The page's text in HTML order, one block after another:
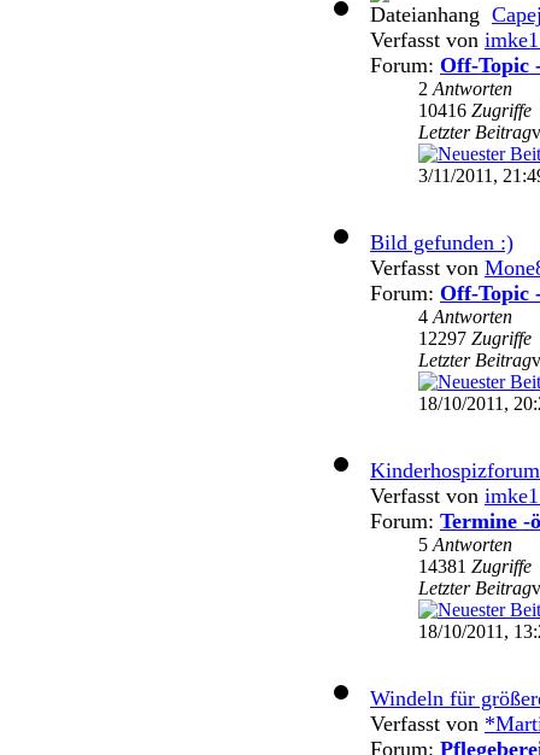
Verfasst von
Forum: Off-Topic
2 Antworten
10416 Zugriffe
Letzter Beitrag
3/11/2011,
Bild gefunden :)
Verfasst von
Forum: Off-Topic
4 Antworten
12297 Zugriffe
Letzter Beitrag
18/10/2011,
Kinderhospizforum
Verfasst von
Forum: Termine -
5 Antworten
14381 Zugriffe
Letzter Beitrag
18/10/2011,
Windeln für
Verfasst von
Forum: